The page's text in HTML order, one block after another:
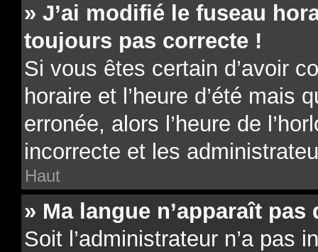
» J’ai modifié le fuseau
toujours pas correcte !
Si vous êtes certain d’avoir
horaire et l’heure d’été mais
erronée, alors l’heure de
incorrecte et les
Haut
» Ma langue n’apparaît
Soit l’administrateur n’a pas